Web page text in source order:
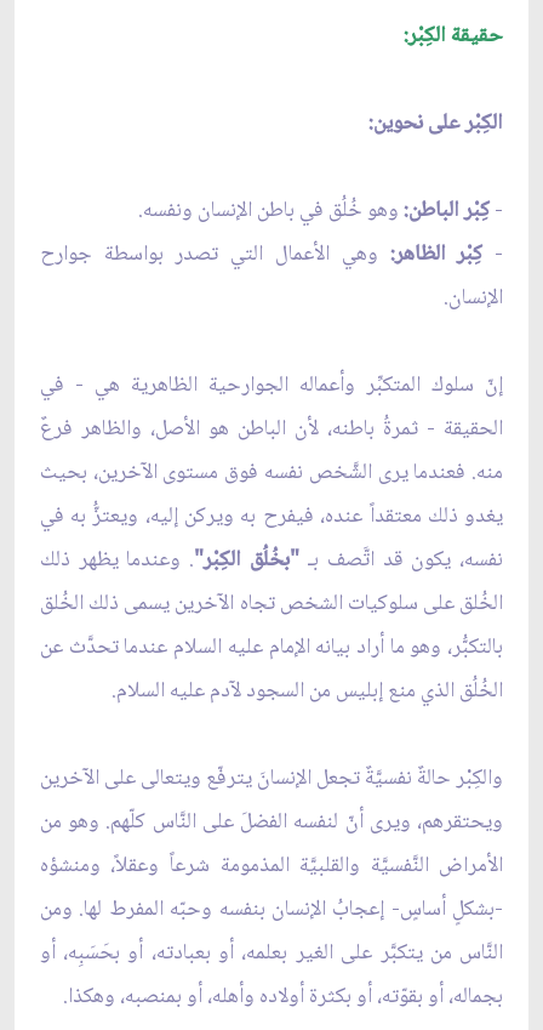
حقيقة الكِبْر:
الكِبْر على نحوين:
-كِبْر الباطن:وهو خُلُق في باطن الإنسان ونفسه.
- كِبْر الظاهر: وهي الأعمال التي تصدر بواسطة جوارح
الإنسان.
إنّ سلوك المتكبِّر وأعماله الجوارحية الظاهرية هي - في
الحقيقة - ثمرةُ باطنه، لأن الباطن هو الأصل، والظاهر فرعٌ
منه. فعندما يرى الشَّخص نفسه فوق مستوى الآخرين، بحيث
يغدو ذلك معتقداً عنده، فيفرح به ويركن إليه، ويعتزُّ به في
نفسه، يكون قد اتَّصف بـ "بخُلُق الكِبْر". وعندما يظهر ذلك
الخُلق على سلوكيات الشخص تجاه الآخرين يسمى ذلك الخُلق
بالتكبُّر، وهو ما أراد بيانه الإمام عليه السلام عندما تحدَّث عن
الخُلُق الذي منع إبليس من السجود لآدم عليه السلام.
والكِبْر حالةٌ نفسيَّةٌ تجعل الإنسانَ يترفّع ويتعالى على الآخرين
ويحتقرهم، ويرى أنّ لنفسه الفضلَ على النَّاس كلّهم. وهو من
الأمراض النَّفسيَّة والقلبيَّة المذمومة شرعاً وعقلاً، ومنشؤه
-بشكلٍ أساسٍ- إعجابُ الإنسان بنفسه وحبّه المفرط لها. ومن
النَّاس من يتكبَّر على الغير بعلمه، أو بعبادته، أو بحَسَبِه، أو
بجماله، أو بقوّته، أو بكثرة أولاده وأهله، أو بمنصبه، وهكذا.